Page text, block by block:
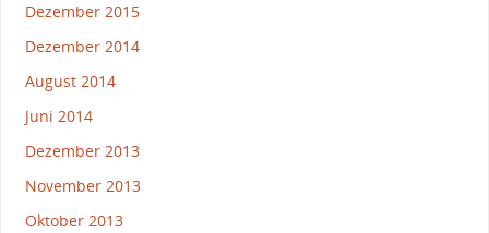
Dezember 2015
Dezember 2014
August 2014
Juni 2014
Dezember 2013
November 2013
Oktober 2013